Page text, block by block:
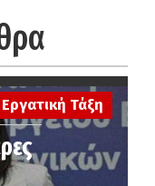
Εργατική Τάξη